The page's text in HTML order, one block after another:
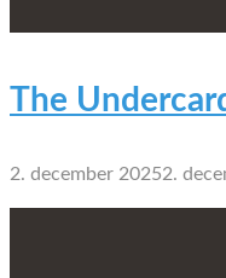
The
2. december 20252.